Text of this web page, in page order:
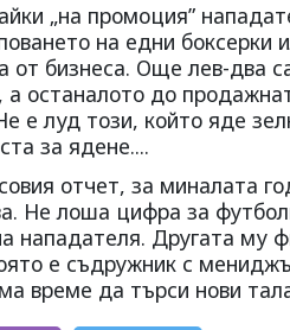
„на промоция”
на едни боксерки
от бизнеса. Още лев-два
а останалото до
е луд този, който яде
за ядене....
отчет, за миналата
Не лоша цифра за
нападателя. Другата
е съдружник с
време да търси нови